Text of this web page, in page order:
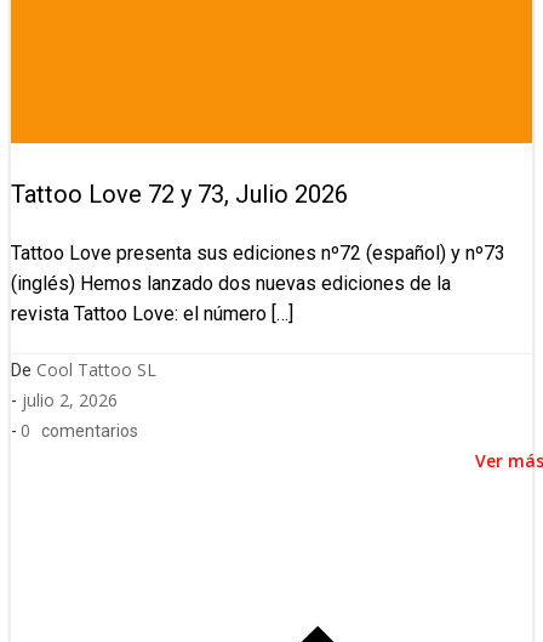
Tattoo Love 72 y 73, Julio 2026
Tattoo Love presenta sus ediciones nº72 (español) y nº73
(inglés) Hemos lanzado dos nuevas ediciones de la
revista Tattoo Love: el número […]
De Cool Tattoo SL
- julio 2, 2026
- 0 comentarios
Ver más